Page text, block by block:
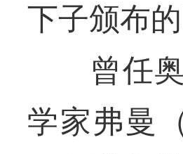
下子颁布
曾任奥
学家弗曼